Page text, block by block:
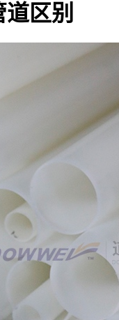
区别